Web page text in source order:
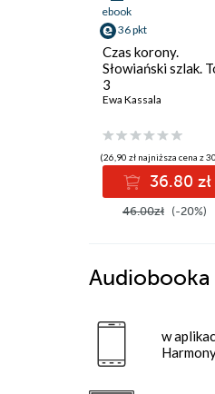
ebook
36 pkt
Czas korony.
Słowiański szlak.
3
Ewa Kassala
(26,90 zł najniższa cena z
36.80 zł
46.00zł (-20%)
Audiobooka
w